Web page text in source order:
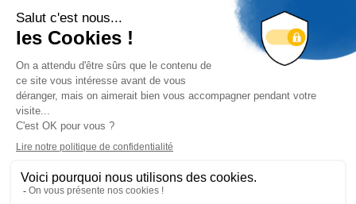
32 rue de Mogador
75 009 Paris
Espace Presse
Trouver un
professionnel
Nous suivre